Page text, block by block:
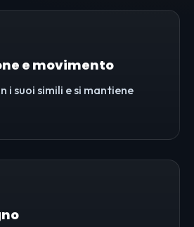
e movimento
i suoi simili e si mantiene